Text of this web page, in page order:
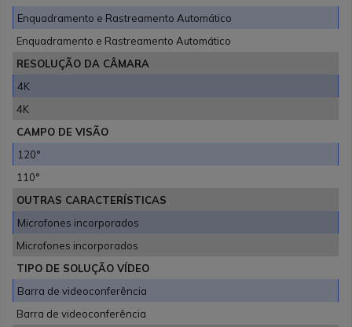
Enquadramento e Rastreamento Automático
Enquadramento e Rastreamento Automático
RESOLUÇÃO DA CÂMARA
4K
4K
CAMPO DE VISÃO
120°
110°
OUTRAS CARACTERÍSTICAS
Microfones incorporados
Microfones incorporados
TIPO DE SOLUÇÃO VÍDEO
Barra de videoconferência
Barra de videoconferência